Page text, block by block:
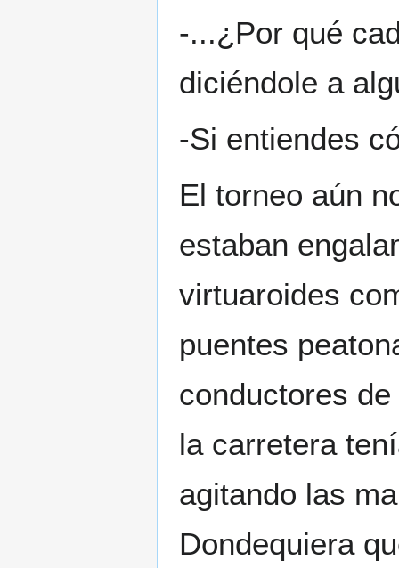
-...¿Por qué
diciéndole a
-Si entiendes
El torneo aún
estaban
virtuaroides
puentes
conductores
la carretera
agitando las
Dondequiera